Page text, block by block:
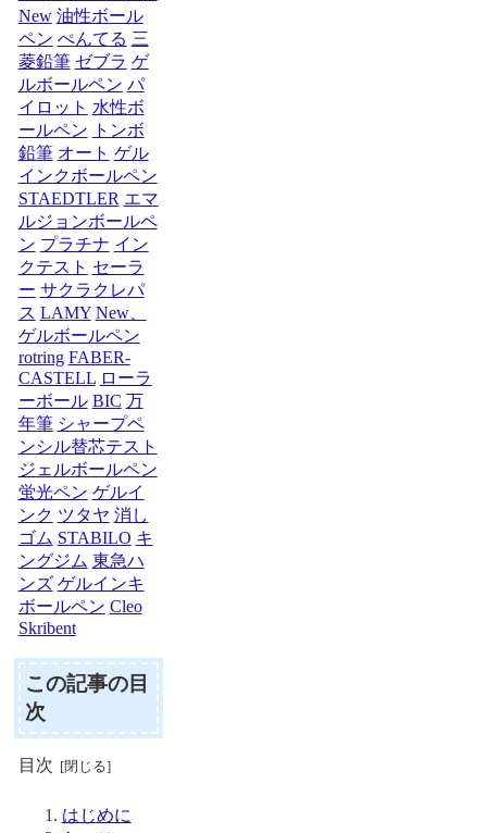
New 油性ボール
ペン ぺんてる 三
菱鉛筆 ゼブラ ゲ
ルボールペン パ
イロット 水性ボ
ールペン
トンボ
鉛筆 オート ゲル
インクボールペン
STAEDTLER エマ
ルジョンボールペ
ン プラチナ イン
クテスト セーラ
ー サクラクレパ
ス LAMY New、
ゲルボールペン
rotring FABER-
CASTELL ローラ
ーボール BIC 万
年筆 シャープペ
ンシル替芯テスト
ジェルボールペン
蛍光ペン ゲルイ
ンク ツタヤ 消し
ゴム STABILO キ
ングジム 東急ハ
ンズ ゲルインキ
ボールペン Cleo
Skribent
この記事の目
次
目次
はじめに